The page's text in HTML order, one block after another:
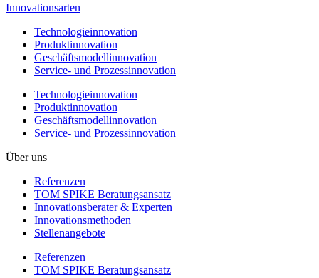
Innovationsarten
Technologieinnovation
Produktinnovation
Geschäftsmodellinnovation
Service- und Prozessinnovation
Technologieinnovation
Produktinnovation
Geschäftsmodellinnovation
Service- und Prozessinnovation
Über uns
Referenzen
TOM SPIKE Beratungsansatz
Innovationsberater & Experten
Innovationsmethoden
Stellenangebote
Referenzen
TOM SPIKE Beratungsansatz